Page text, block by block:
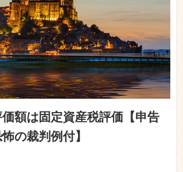
額は固定資産税評価【申告
の裁判例付】